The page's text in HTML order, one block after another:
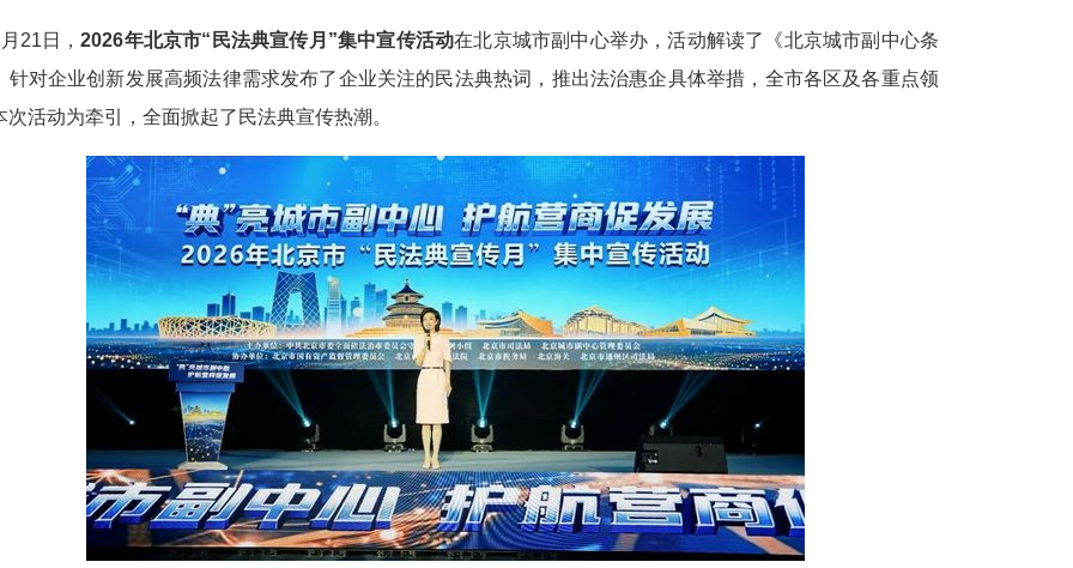
日，2026年北京市“民法典宣传月”集中宣传活动在北京城市副中心举办，活动解读了《北京城市副中心条
针对企业创新发展高频法律需求发布了企业关注的民法典热词，推出法治惠企具体举措，全市各区及各重点领
次活动为牵引，全面掀起了民法典宣传热潮。